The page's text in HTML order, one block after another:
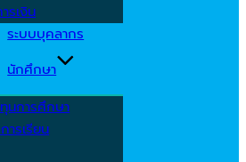
รเงิน
ระบบบุคลากร
นักศึกษา
นการศึกษา
รเรียน